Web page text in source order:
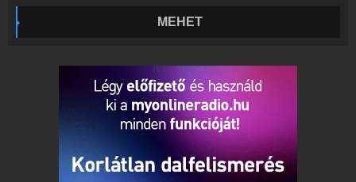
Online rádió készítés MEHET